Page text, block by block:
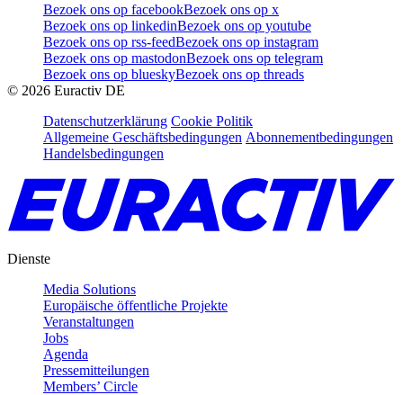
Bezoek ons op facebookBezoek ons op x
Bezoek ons op linkedinBezoek ons op youtube
Bezoek ons op rss-feedBezoek ons op instagram
Bezoek ons op mastodonBezoek ons op telegram
Bezoek ons op blueskyBezoek ons op threads
© 2026 Euractiv DE
Datenschutzerklärung Cookie Politik
Allgemeine Geschäftsbedingungen Abonnementbedingungen
Handelsbedingungen
Dienste
Media Solutions
Europäische öffentliche Projekte
Veranstaltungen
Jobs
Agenda
Pressemitteilungen
Members’ Circle